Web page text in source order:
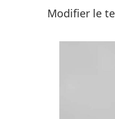
Modifier le